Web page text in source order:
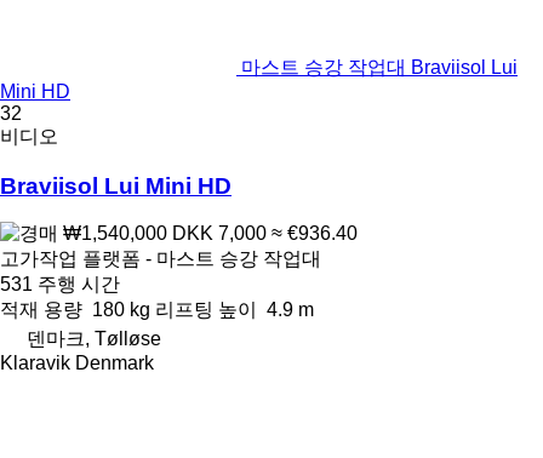
마스트 승강 작업대 Braviisol Lui
Mini HD
32
비디오
Braviisol Lui Mini HD
₩1,540,000 DKK 7,000 ≈ €936.40
고가작업 플랫폼 - 마스트 승강 작업대
531 주행 시간
적재 용량 180 kg 리프팅 높이
4.9 m
덴마크, Tølløse
Klaravik Denmark